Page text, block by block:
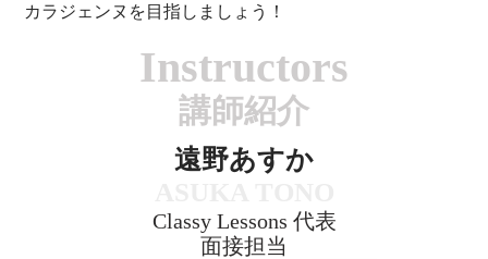
カラジェンヌを目指しましょう！
Instructors
講師紹介
遠野あすか
Classy Lessons 代表
面接担当